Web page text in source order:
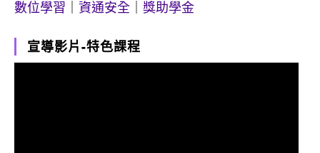
數位學習
資通安全 獎助學金
宣導影片-特色課程